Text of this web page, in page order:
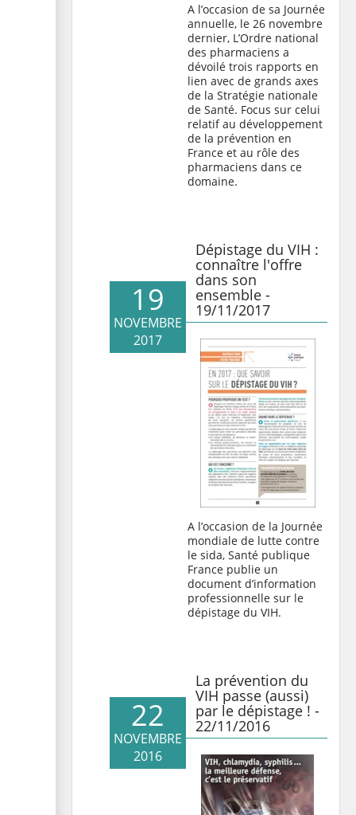
A l’occasion de sa Journée
annuelle, le 26 novembre
dernier, L’Ordre national
des pharmaciens a
dévoilé trois rapports en
lien avec de grands axes
de la Stratégie nationale
de Santé. Focus sur celui
relatif au développement
de la prévention en
France et au rôle des
pharmaciens dans ce
domaine.
Dépistage du VIH :
connaître l'offre
dans son
ensemble -
19/11/2017
19
NOVEMBRE
2017
A l’occasion de la Journée
mondiale de lutte contre
le sida, Santé publique
France publie un
document d’information
professionnelle sur le
dépistage du VIH.
La prévention du
VIH passe (aussi)
par le dépistage ! -
22/11/2016
22
NOVEMBRE
2016